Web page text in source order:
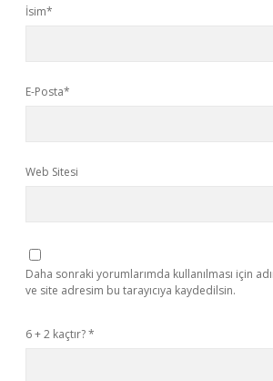
İsim*
E-Posta*
Web Sitesi
Daha sonraki yorumlarımda kullanılması için
ve site adresim bu tarayıcıya kaydedilsin.
6 + 2 kaçtır?*